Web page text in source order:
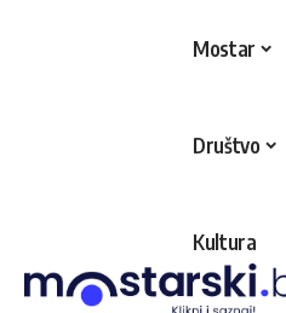
Mostar
Društvo
Kultura